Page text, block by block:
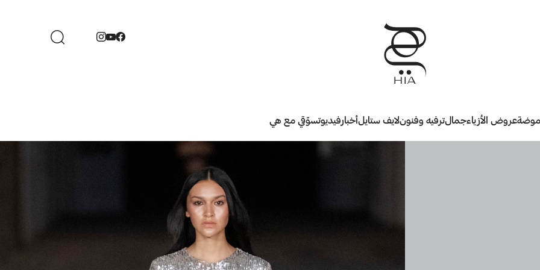
موضةعروض الأزياءجمالترفيه وفنونلايف ستايلأخبارفيديوتسوّقي مع هي